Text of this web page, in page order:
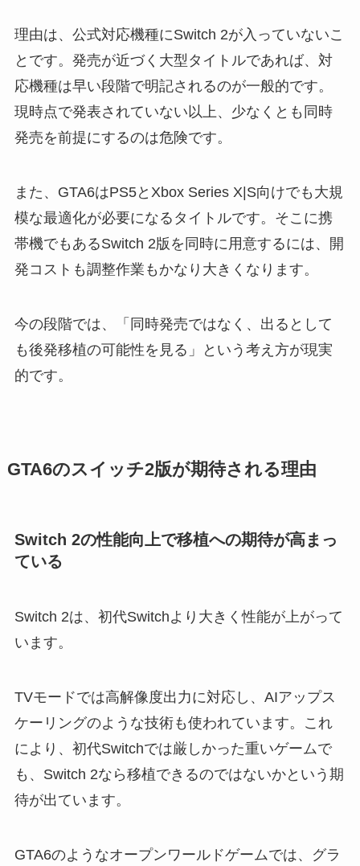
理由は、公式対応機種にSwitch 2が入っていないこ
とです。発売が近づく大型タイトルであれば、対
応機種は早い段階で明記されるのが一般的です。
現時点で発表されていない以上、少なくとも同時
発売を前提にするのは危険です。
また、GTA6はPS5とXbox Series X|S向けでも大規
模な最適化が必要になるタイトルです。そこに携
帯機でもあるSwitch 2版を同時に用意するには、開
発コストも調整作業もかなり大きくなります。
今の段階では、「同時発売ではなく、出るとして
も後発移植の可能性を見る」という考え方が現実
的です。
GTA6のスイッチ2版が期待される理由
Switch 2の性能向上で移植への期待が高まっ
ている
Switch 2は、初代Switchより大きく性能が上がって
います。
TVモードでは高解像度出力に対応し、AIアップス
ケーリングのような技術も使われています。これ
により、初代Switchでは厳しかった重いゲームで
も、Switch 2なら移植できるのではないかという期
待が出ています。
GTA6のようなオープンワールドゲームでは、グラ